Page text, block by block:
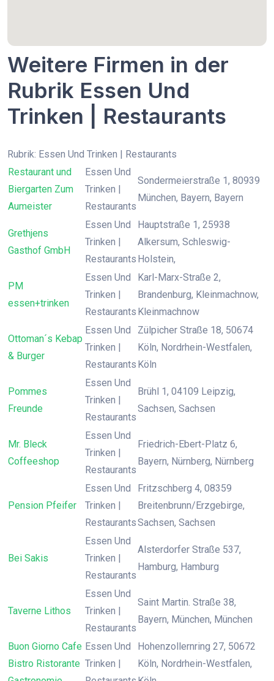
Weitere Firmen in der
Rubrik Essen Und
Trinken | Restaurants
Rubrik: Essen Und Trinken | Restaurants
Restaurant und
Biergarten Zum
Aumeister
Essen Und
Trinken |
Restaurants
Sondermeierstraße 1, 80939
München, Bayern, Bayern
Grethjens
Gasthof GmbH
Essen Und
Trinken |
Restaurants
Hauptstraße 1, 25938
Alkersum, Schleswig-
Holstein,
PM
essen+trinken
Essen Und
Trinken |
Restaurants
Karl-Marx-Straße 2,
Brandenburg, Kleinmachnow,
Kleinmachnow
Ottoman´s Kebap
& Burger
Essen Und
Trinken |
Restaurants
Zülpicher Straße 18, 50674
Köln, Nordrhein-Westfalen,
Köln
Pommes
Freunde
Essen Und
Trinken |
Restaurants
Brühl 1, 04109 Leipzig,
Sachsen, Sachsen
Mr. Bleck
Coffeeshop
Essen Und
Trinken |
Restaurants
Friedrich-Ebert-Platz 6,
Bayern, Nürnberg, Nürnberg
Pension Pfeifer
Essen Und
Trinken |
Restaurants
Fritzschberg 4, 08359
Breitenbrunn/Erzgebirge,
Sachsen, Sachsen
Bei Sakis
Essen Und
Trinken |
Restaurants
Alsterdorfer Straße 537,
Hamburg, Hamburg
Taverne Lithos
Essen Und
Trinken |
Restaurants
Saint Martin. Straße 38,
Bayern, München, München
Buon Giorno Cafe
Bistro Ristorante
Essen Und
Trinken |
Hohenzollernring 27, 50672
Köln, Nordrhein-Westfalen,